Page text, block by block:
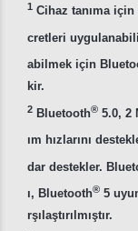
1 Cihaz tanıma
cretleri
abilmek için
kir.
2 Bluetooth® 5.0, 2
ım hızlarını
dar destekler.
ı, Bluetooth® 5
rşılaştırılmıştır.